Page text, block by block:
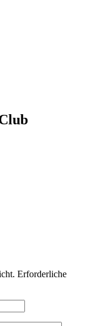
Erforderliche